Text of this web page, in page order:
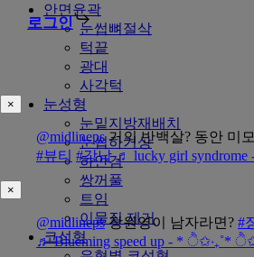
안면윤곽
눈썹뼈절삭
턱끝
광대
사각턱
눈성형
눈밑지방재배치
눈썹하거상
하안검
쌍꺼풀
트임
이물질 제거
코성형
로그인
×
@midlineps거의 반백살? 동안 미
#뷰티 #강남 ♬ lucky girl syndrome
×
@midlineps장원영이 남자라면? #
♬ Blueming speed up - * ੈ✩‧₊˚*